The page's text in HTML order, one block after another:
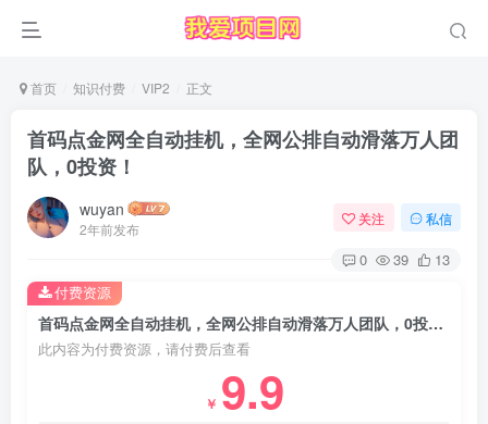
首页 知识付费 VIP2 正文
首码点金网全自动挂机，全网公排自动滑落万人团
队，0投资！
wuyan
2年前发布
关注 私信
0 39 13
首码点金网全自动挂机，全网公排自动滑落万人团队，0投资！
此内容为付费资源，请付费后查看
￥ 9.9
付费资源